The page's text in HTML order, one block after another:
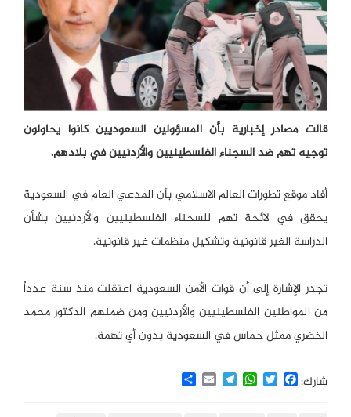
قالت مصادر إخبارية بأن المسؤولين السعوديين كانوا يحاولون
توجيه تهم ضد السجناء الفلسطينيين والأردنيين في بلادهم.
أفاد موقع تطورات العالم الاسلامي بأن المدعي العام في السعودية
يحقق في لائحة تهم للسجناء الفلسطينيين والأردنيين بشأن
الدراسة الغير قانونية وتشكيل منظمات غير قانونية.
تجدر الإشارة إلى أن قوات الأمن السعودية اعتقلت منذ سنة عدداً
من المواطنين الفلسطينيين والأردنيين ومن ضمنهم الدكتور محمد
الخضري ممثل حماس في السعودية بدون أي تهمة.
شارك: Facebook
Twitter
WhatsApp
Telegram
Email
Share